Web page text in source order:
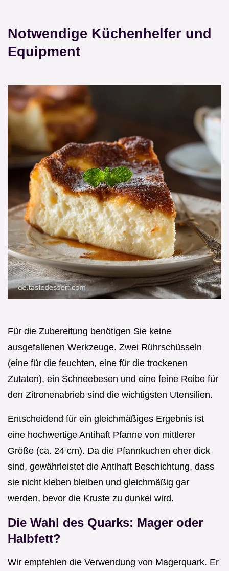
Notwendige Küchenhelfer und
Equipment
Für die Zubereitung benötigen Sie keine
ausgefallenen Werkzeuge. Zwei Rührschüsseln
(eine für die feuchten, eine für die trockenen
Zutaten), ein Schneebesen und eine feine Reibe für
den Zitronenabrieb sind die wichtigsten Utensilien.
Entscheidend für ein gleichmäßiges Ergebnis ist
eine hochwertige Antihaft Pfanne von mittlerer
Größe (ca. 24 cm). Da die Pfannkuchen eher dick
sind, gewährleistet die Antihaft Beschichtung, dass
sie nicht kleben bleiben und gleichmäßig gar
werden, bevor die Kruste zu dunkel wird.
Die Wahl des Quarks: Mager oder
Halbfett?
Wir empfehlen die Verwendung von Magerquark. Er